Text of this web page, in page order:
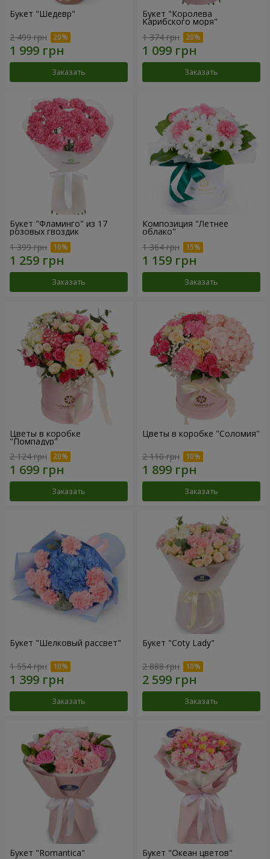
Букет "Шедевр"
2 499 грн
Заказать
Букет "Королева
Карибского моря"
1 374 грн
Заказать
Букет "Фламинго" из 17
розовых гвоздик
1 399 грн
Заказать
Композиция "Летнее
облако"
1 364 грн
Заказать
Цветы в коробке
"Помпадур"
2 124 грн
Заказать
Цветы в коробке "Соломия"
2 110 грн
Заказать
Букет "Шелковый рассвет"
1 554 грн
Заказать
Букет "Coty Lady"
2 888 грн
Заказать
Букет "Romantica" Букет "Океан цветов"